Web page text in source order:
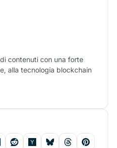
contenuti con una forte
alla tecnologia blockchain